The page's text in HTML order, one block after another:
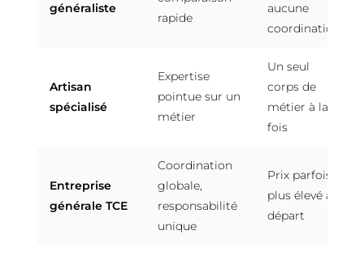
généraliste
rapide
aucune
coordination
Artisan
spécialisé
Expertise
pointue sur un
métier
Un seul
corps de
métier à la
fois
Entreprise
générale TCE
Coordination
globale,
responsabilité
unique
Prix parfois
plus élevé au
départ